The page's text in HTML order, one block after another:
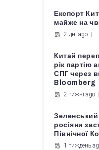
Експорт
майже на
2 дні ago
Китай
рік партію
СПГ через
Bloomberg
2 тижні ago
росіяни
Північної
1 тиждень